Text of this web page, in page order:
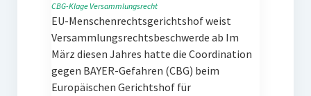
CBG-Klage Versammlungsrecht
EU-Menschenrechtsgerichtshof weist
Versammlungsrechtsbeschwerde ab Im
März diesen Jahres hatte die Coordination
gegen BAYER-Gefahren (CBG) beim
Europäischen Gerichtshof für